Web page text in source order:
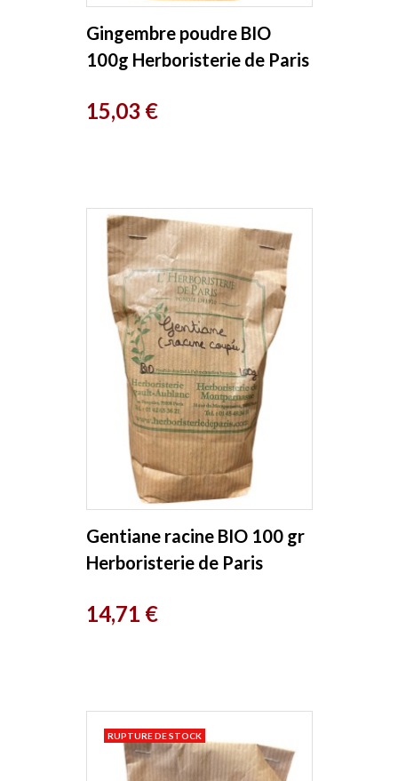
Gingembre poudre BIO
100g Herboristerie de Paris
Prix
15,03 €
Gentiane racine BIO 100 gr
Herboristerie de Paris
Prix
14,71 €
RUPTURE DE STOCK